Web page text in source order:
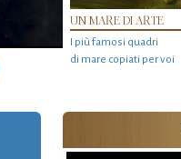
UN MARE DI ARTE
I più famosi quadri
di mare copiati per voi